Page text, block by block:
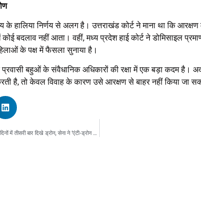
के हालिया निर्णय से अलग है। उत्तराखंड कोर्ट ने माना था कि
कोई बदलाव नहीं आता। वहीं, मध्य प्रदेश हाई कोर्ट ने डोमिसाइल
के पक्ष में फैसला सुनाया है।
प्रवासी बहुओं के संवैधानिक अधिकारों की रक्षा में एक बड़ा कदम है।
है, तो केवल विवाह के कारण उसे आरक्षण से बाहर नहीं किया जा